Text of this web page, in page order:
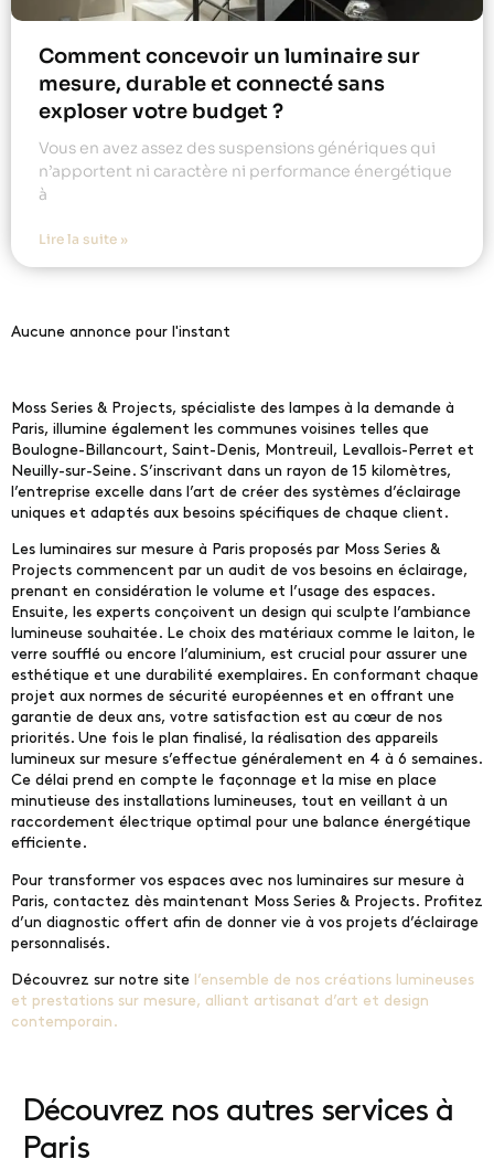
Comment concevoir un luminaire sur
mesure, durable et connecté sans
exploser votre budget ?
Vous en avez assez des suspensions génériques qui
n’apportent ni caractère ni performance énergétique
à
Lire la suite »
Aucune annonce pour l'instant
Moss Series & Projects, spécialiste des lampes à la demande à
Paris, illumine également les communes voisines telles que
Boulogne-Billancourt, Saint-Denis, Montreuil, Levallois-Perret et
Neuilly-sur-Seine. S’inscrivant dans un rayon de 15 kilomètres,
l’entreprise excelle dans l’art de créer des systèmes d’éclairage
uniques et adaptés aux besoins spécifiques de chaque client.
Les luminaires sur mesure à Paris proposés par Moss Series &
Projects commencent par un audit de vos besoins en éclairage,
prenant en considération le volume et l’usage des espaces.
Ensuite, les experts conçoivent un design qui sculpte l’ambiance
lumineuse souhaitée. Le choix des matériaux comme le laiton, le
verre soufflé ou encore l’aluminium, est crucial pour assurer une
esthétique et une durabilité exemplaires. En conformant chaque
projet aux normes de sécurité européennes et en offrant une
garantie de deux ans, votre satisfaction est au cœur de nos
priorités. Une fois le plan finalisé, la réalisation des appareils
lumineux sur mesure s’effectue généralement en 4 à 6 semaines.
Ce délai prend en compte le façonnage et la mise en place
minutieuse des installations lumineuses, tout en veillant à un
raccordement électrique optimal pour une balance énergétique
efficiente.
Pour transformer vos espaces avec nos luminaires sur mesure à
Paris, contactez dès maintenant Moss Series & Projects. Profitez
d’un diagnostic offert afin de donner vie à vos projets d’éclairage
personnalisés.
Découvrez sur notre site l’ensemble de nos créations lumineuses
et prestations sur mesure, alliant artisanat d’art et design
contemporain.
Découvrez nos autres services à
Paris